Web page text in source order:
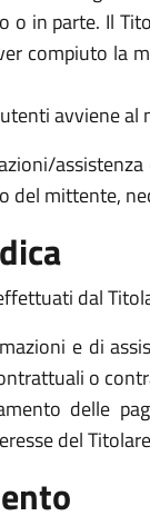
in parte. Il
compiuto la
avviene al
mittente,
dal
e di
o
delle
del